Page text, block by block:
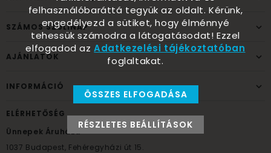
SZÁMOS SZÜLINAP
AJÁNLATOK
INFORMÁCIÓ
ELÉRHETŐSÉG
Ünnepek Áruháza
1037 Budapest, Fehéregyházi út 15.
felhasználóbaráttá tegyük az oldalt. Kérünk,
engedélyezd a sütiket, hogy élménnyé
tehessük számodra a látogatásodat! Ezzel
elfogadod azAdatkezelési tájékoztatóban
foglaltakat.
ÖSSZES ELFOGADÁSA
RÉSZLETES BEÁLLÍTÁSOK